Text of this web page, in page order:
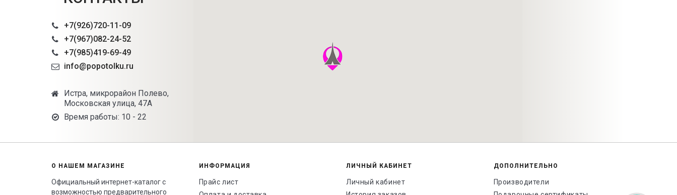
+7(926)720-11-09
+7(967)082-24-52
+7(985)419-69-49
info@popotolku.ru
Истра, микрорайон Полево,
Московская улица, 47А
Время работы: 10 - 22
О НАШЕМ МАГАЗИНЕ
Официальный интернет-каталог с
возможностью предварительного
ИНФОРМАЦИЯ
Прайс лист
ЛИЧНЫЙ КАБИНЕТ
Личный кабинет
ДОПОЛНИТЕЛЬНО
Производители